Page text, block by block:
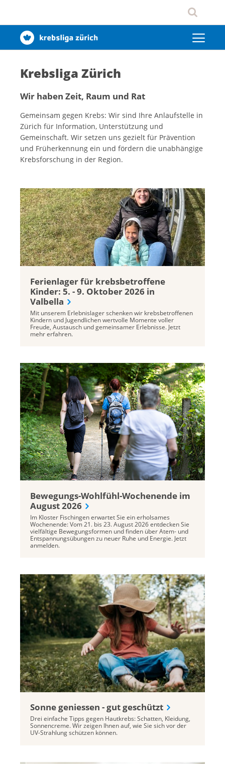
Krebsliga Zürich
Wir haben Zeit, Raum und Rat
Gemeinsam gegen Krebs: Wir sind Ihre Anlaufstelle in
Zürich für Information, Unterstützung und
Gemeinschaft. Wir setzen uns gezielt für Prävention
und Früherkennung ein und fördern die unabhängige
Krebsforschung in der Region.
Ferienlager für krebsbetroffene
Kinder: 5. - 9. Oktober 2026 in
Valbella
Mit unserem Erlebnislager schenken wir krebsbetroffenen
Kindern und Jugendlichen wertvolle Momente voller
Freude, Austausch und gemeinsamer Erlebnisse. Jetzt
mehr erfahren.
Bewegungs-Wohlfühl-Wochenende im
August 2026
Im Kloster Fischingen erwartet Sie ein erholsames
Wochenende: Vom 21. bis 23. August 2026 entdecken Sie
vielfältige Bewegungsformen und finden über Atem- und
Entspannungsübungen zu neuer Ruhe und Energie. Jetzt
anmelden.
Sonne geniessen - gut geschützt
Drei einfache Tipps gegen Hautkrebs: Schatten, Kleidung,
Sonnencreme. Wir zeigen Ihnen auf, wie Sie sich vor der
UV-Strahlung schützen können.